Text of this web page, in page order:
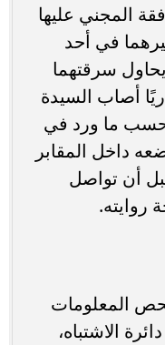
المجني عليها
في أحد
سرقتهما
أصاب السيدة
ما ورد في
داخل المقابر
أن تواصل
روايته.
المعلومات
الاشتباه،